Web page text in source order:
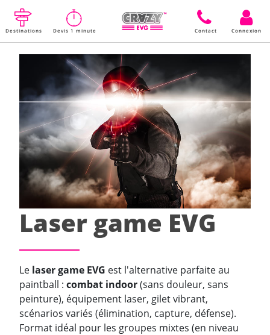
Destinations Devis 1 minute Contact Connexion
Laser game EVG
Le laser game EVG est l'alternative parfaite au
paintball : combat indoor(sans douleur, sans
peinture), équipement laser, gilet vibrant,
scénarios variés (élimination, capture, défense).
Format idéal pour les groupes mixtes (en niveau